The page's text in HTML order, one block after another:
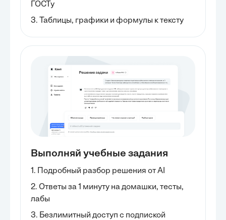
ГОСТу
3. Таблицы, графики и формулы к тексту
Выполняй учебные задания
1. Подробный разбор решения от AI
2. Ответы за 1 минуту на домашки, тесты,
лабы
3. Безлимитный доступ с подпиской